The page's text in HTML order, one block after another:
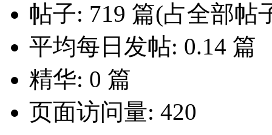
帖子: 719 篇(占全部帖
平均每日发帖: 0.14 篇
精华: 0 篇
页面访问量: 420